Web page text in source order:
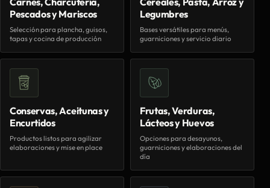
Pescados y Mariscos
Selección para plancha, guisos,
tapas y cocina de producción
Legumbres
Bases versátiles para menús,
guarniciones y servicio diario
Conservas, Aceitunas y
Encurtidos
Productos listos para agilizar
elaboraciones y mise en place
Frutas, Verduras,
Lácteos y Huevos
Opciones para desayunos,
guarniciones y elaboraciones del
día